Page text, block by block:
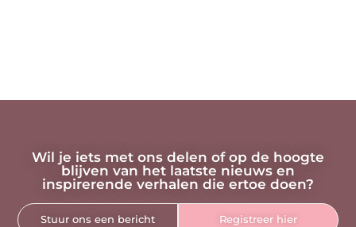
Wil je iets met ons delen of op de hoogte
blijven van het laatste nieuws en
inspirerende verhalen die ertoe doen?
Stuur ons een bericht
Registreer hier